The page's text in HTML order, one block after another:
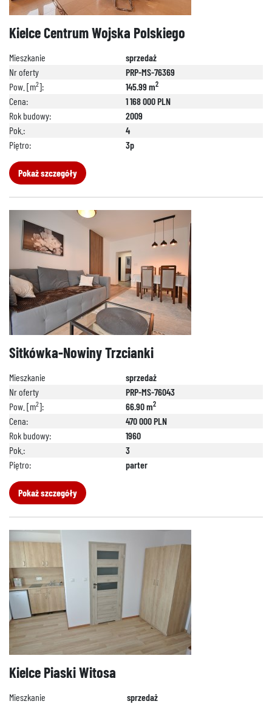
Kielce Centrum Wojska Polskiego
Mieszkanie
sprzedaż
Nr oferty
PRP-MS-76369
Pow. [m2]: 145.99 m2
Cena:
1 168 000 PLN
Rok budowy:
2009
Pok.:
4
Piętro:
3p
Pokaż szczegóły
Sitkówka-Nowiny Trzcianki
Mieszkanie
sprzedaż
Nr oferty
PRP-MS-76043
Pow. [m2]: 66.90 m2
Cena:
470 000 PLN
Rok budowy:
1960
Pok.:
3
Piętro:
parter
Pokaż szczegóły
Kielce Piaski Witosa
Mieszkanie
sprzedaż
692 024 827